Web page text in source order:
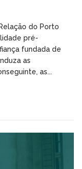
do Porto
pré-
fundada de
as
as...